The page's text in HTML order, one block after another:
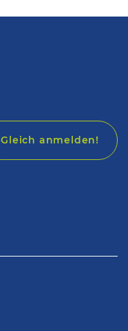
Gleich anmelden!